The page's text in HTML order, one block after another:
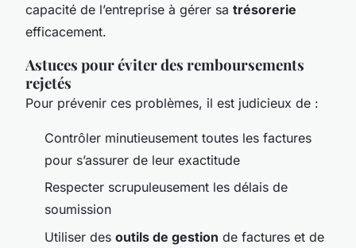
capacité de l’entreprise à gérer sa trésorerie
efficacement.
Astuces pour éviter des remboursements
rejetés
Pour prévenir ces problèmes, il est judicieux de :
Contrôler minutieusement toutes les factures
pour s’assurer de leur exactitude
Respecter scrupuleusement les délais de
soumission
Utiliser des outils de gestion de factures et de